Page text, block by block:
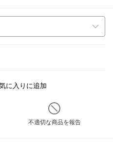
に入りに追加
不適切な商品を報告